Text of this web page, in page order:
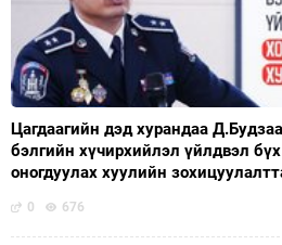
Цагдаагийн дэд хурандаа
бэлгийн хүчирхийлэл үйлдвэл
оногдуулах хуулийн
0 676